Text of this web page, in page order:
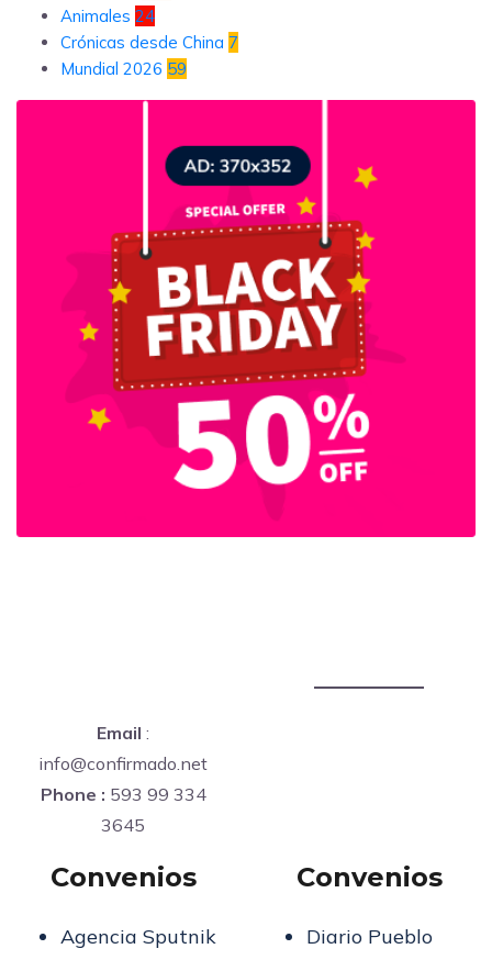
Animales 24
Crónicas desde China 7
Mundial 2026 59
Email :
info@confirmado.net
Phone : 593 99 334
3645
Convenios
Agencia Sputnik
Convenios
Diario Pueblo